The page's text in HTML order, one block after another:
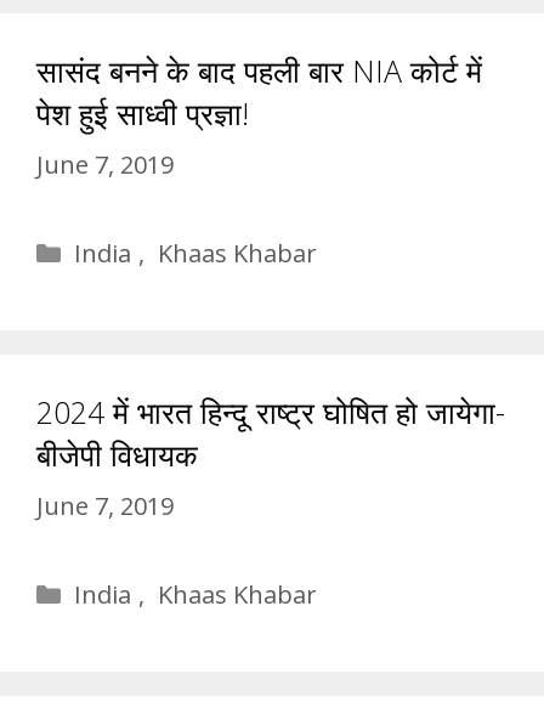
सासंद बनने के बाद पहली बार NIA कोर्ट में
पेश हुई साध्वी प्रज्ञा!
June 7, 2019
Categories
India , Khaas Khabar
2024 में भारत हिन्दू राष्ट्र घोषित हो जायेगा-
बीजेपी विधायक
June 7, 2019
Categories
India , Khaas Khabar